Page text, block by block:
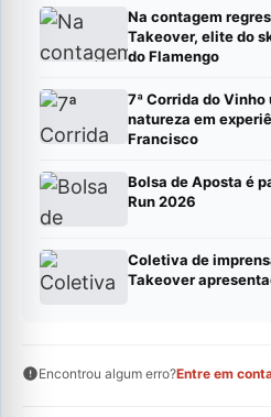
Na contagem
Takeover, elite do
do Flamengo
7ª Corrida do
natureza em
Francisco
Bolsa de Aposta é
Run 2026
Coletiva de
Takeover
Encontrou algum erro?Entre em